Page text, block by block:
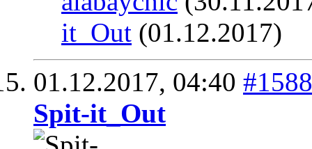
it_Out (01.12.2017)
01.12.2017, 04:40 #1588
Spit-it_Out